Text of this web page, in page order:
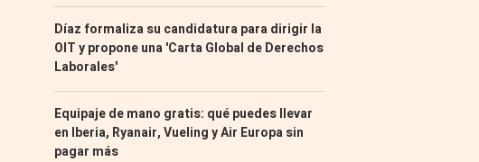
Díaz formaliza su candidatura para dirigir la
OIT y propone una 'Carta Global de Derechos
Laborales'
Equipaje de mano gratis: qué puedes llevar
en Iberia, Ryanair, Vueling y Air Europa sin
pagar más